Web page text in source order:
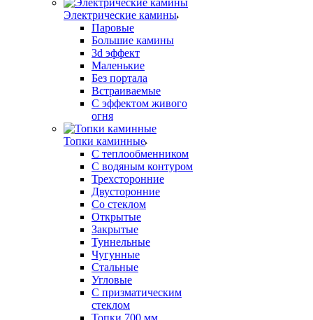
Электрические камины
Паровые
Большие камины
3d эффект
Маленькие
Без портала
Встраиваемые
С эффектом живого
огня
Топки каминные
С теплообменником
С водяным контуром
Трехсторонние
Двусторонние
Со стеклом
Открытые
Закрытые
Туннельные
Чугунные
Стальные
Угловые
С призматическим
стеклом
Топки 700 мм